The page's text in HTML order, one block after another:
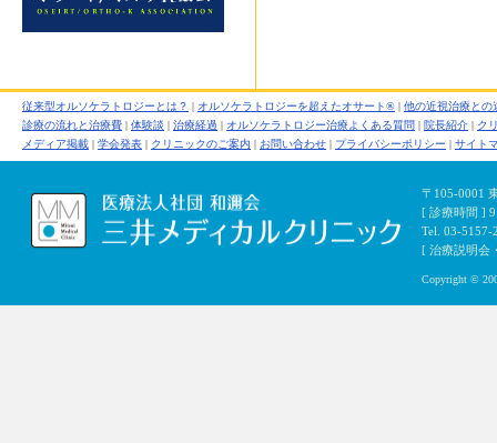
従来型オルソケラトロジーとは？ | オルソケラトロジーを超えたオサート® | 他の近視治療との
診療の流れと治療費 | 体験談 | 治療経過 | オルソケラトロジー治療よくある質問 | 院長紹介 | ク
メディア掲載 | 学会発表 | クリニックのご案内 | お問い合わせ | プライバシーポリシー | サイト
〒105-0001
[ 診療時間 ]
Tel. 03-5157-
[ 治療説明会
Copyright ©